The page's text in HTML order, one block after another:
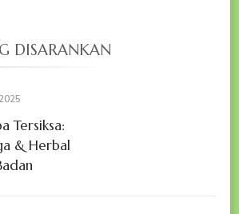
DISARANKAN
Tersiksa:
& Herbal